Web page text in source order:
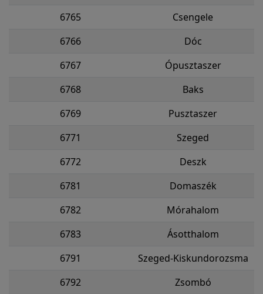
6765
Csengele
6766
Dóc
6767
Ópusztaszer
6768
Baks
6769
Pusztaszer
6771
Szeged
6772
Deszk
6781
Domaszék
6782
Mórahalom
6783
Ásotthalom
6791
Szeged-Kiskundorozsma
6792
Zsombó